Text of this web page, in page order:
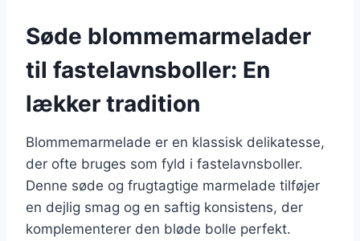
Søde blommemarmelader
til fastelavnsboller: En
lækker tradition
Blommemarmelade er en klassisk delikatesse,
der ofte bruges som fyld i fastelavnsboller.
Denne søde og frugtagtige marmelade tilføjer
en dejlig smag og en saftig konsistens, der
komplementerer den bløde bolle perfekt.